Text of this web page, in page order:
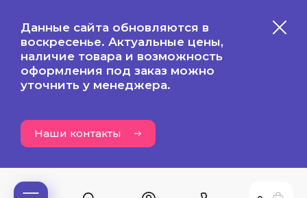
Данные сайта обновляются в
воскресенье. Актуальные цены,
наличие товара и возможность
оформления под заказ можно
уточнить у менеджера.
Наши контакты